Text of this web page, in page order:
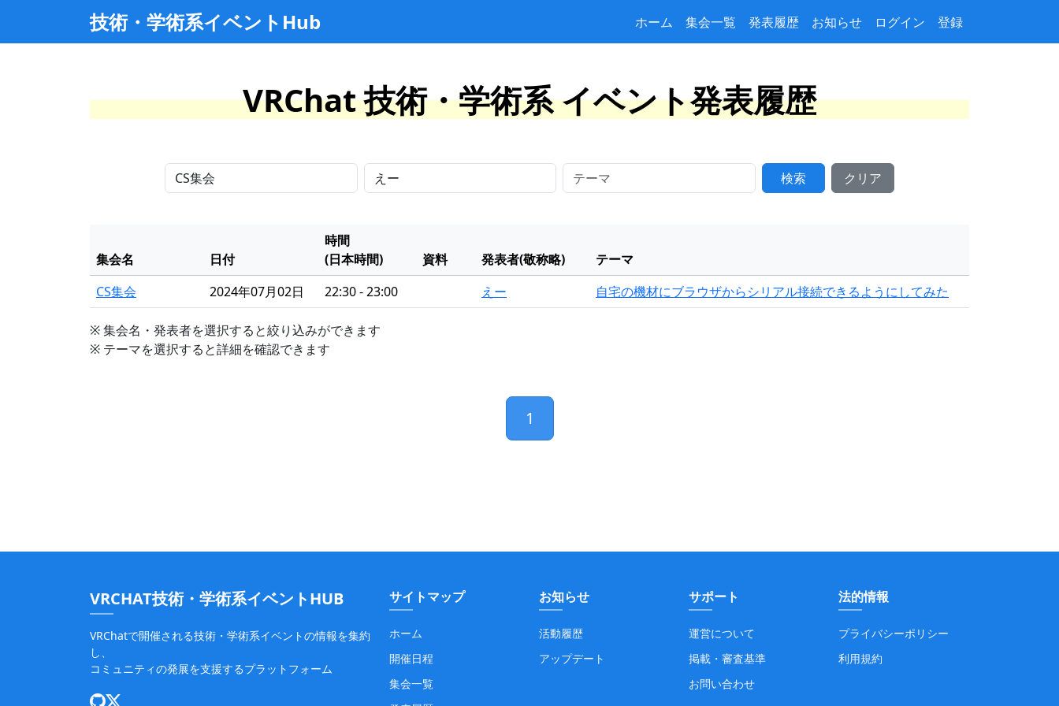
技術・学術系イベントHub ホーム 集会一覧 発表履歴 お知らせ ログイン 登録
VRChat 技術・学術系 イベント発表履歴
検索 クリア
集会名 日付
時間
(日本時間)
資料 発表者(敬称略)
テーマ
CS集会
2024年07月02日 22:30 - 23:00 えー 自宅の機材にブラウザからシリアル接続できるようにしてみた
※ 集会名・発表者を選択すると絞り込みができます
※ テーマを選択すると詳細を確認できます
1
VRCHAT技術・学術系イベントHUB
VRChatで開催される技術・学術系イベントの情報を集約
し、
コミュニティの発展を支援するプラットフォーム
サイトマップ
ホーム
開催日程
集会一覧
お知らせ
活動履歴
アップデート
サポート
運営について
掲載・審査基準
お問い合わせ
法的情報
プライバシーポリシー
利用規約